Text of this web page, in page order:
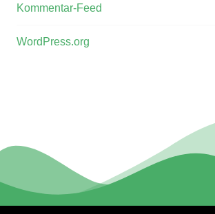
Kommentar-Feed
WordPress.org